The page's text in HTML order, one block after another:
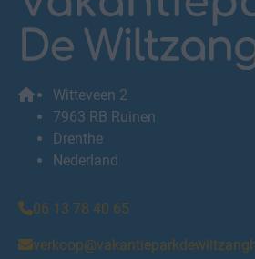
Witteveen 2
7963 RB Ruinen
Drenthe
Nederland
06 13 78 40 65